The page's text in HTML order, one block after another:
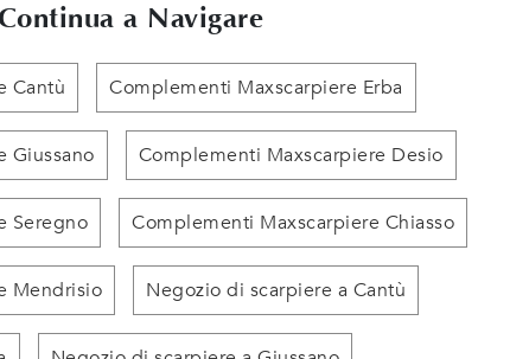
a Navigare
Cantù Complementi Maxscarpiere Erba
Giussano Complementi Maxscarpiere Desio
Seregno Complementi Maxscarpiere Chiasso
Mendrisio Negozio di scarpiere a Cantù